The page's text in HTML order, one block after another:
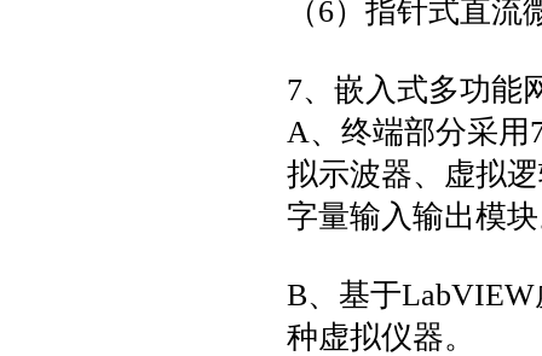
（6）指针式直
7、嵌入式多功能
A、终端部分采用
拟示波器、虚拟
字量输入输出模
B、基于
种虚拟仪器。